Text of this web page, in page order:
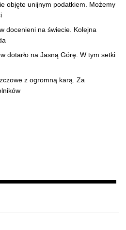
objęte unijnym podatkiem. Możemy
docenieni na świecie. Kolejna
dotarło na Jasną Górę. W tym setki
z ogromną karą. Za